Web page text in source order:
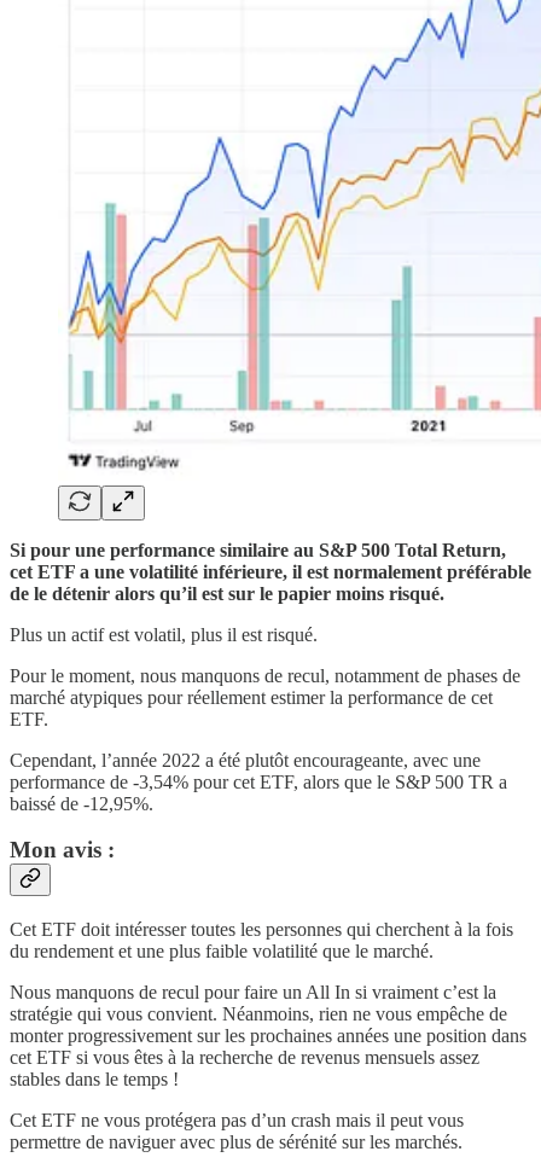
Si pour une performance similaire au S&P 500 Total Return,
cet ETF a une volatilité inférieure, il est normalement préférable
de le détenir alors qu’il est sur le papier moins risqué.
Plus un actif est volatil, plus il est risqué.
Pour le moment, nous manquons de recul, notamment de phases de
marché atypiques pour réellement estimer la performance de cet
ETF.
Cependant, l’année 2022 a été plutôt encourageante, avec une
performance de -3,54% pour cet ETF, alors que le S&P 500 TR a
baissé de -12,95%.
Mon avis :
Cet ETF doit intéresser toutes les personnes qui cherchent à la fois
du rendement et une plus faible volatilité que le marché.
Nous manquons de recul pour faire un All In si vraiment c’est la
stratégie qui vous convient. Néanmoins, rien ne vous empêche de
monter progressivement sur les prochaines années une position dans
cet ETF si vous êtes à la recherche de revenus mensuels assez
stables dans le temps !
Cet ETF ne vous protégera pas d’un crash mais il peut vous
permettre de naviguer avec plus de sérénité sur les marchés.